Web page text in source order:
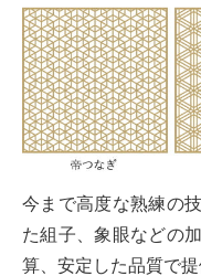
今まで高度な熟練の
た組子、象眼などの
算、安定した品質で